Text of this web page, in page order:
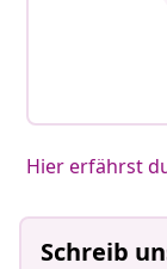
Hier erfährst
Schreib